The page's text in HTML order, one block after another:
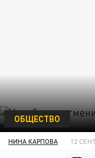
ОБЩЕСТВО
НИНА КАРПОВА 12